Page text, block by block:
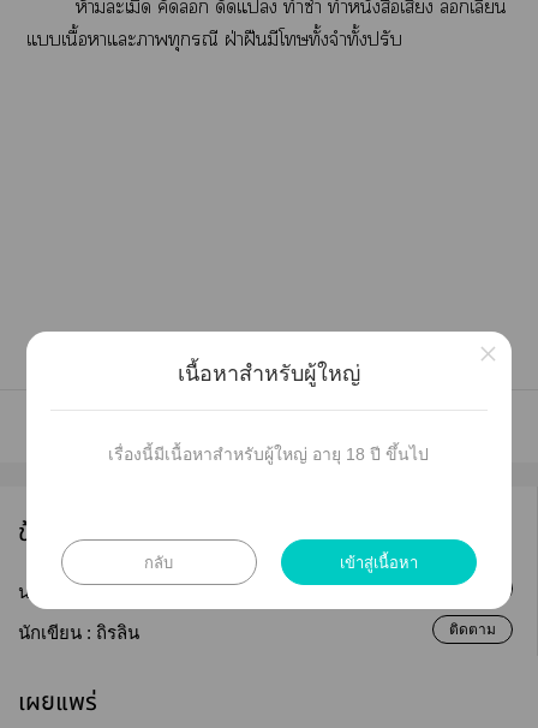
ห้ามละเมิด คัด ดัดแ ทำซ้ำ ทำหนังสือเสียง เลียน
แเนื้อาแะาทุกรณี ฝ่าฝืนมีโทั้งจำทั้งปรับ
ข้อมูลนักเขียน
นามปากกา :ลิณญ์ ติดตาม
นักเขียน : ถิรลิน ติดตาม
เผยแพร่
เนื้อหาสำหรับผู้ใหญ่
เรื่องนี้มีเนื้อหาสำหรับผู้ใหญ่ อายุ 18 ปี ขึ้นไป
กลับ เข้าสู่เนื้อหา
×